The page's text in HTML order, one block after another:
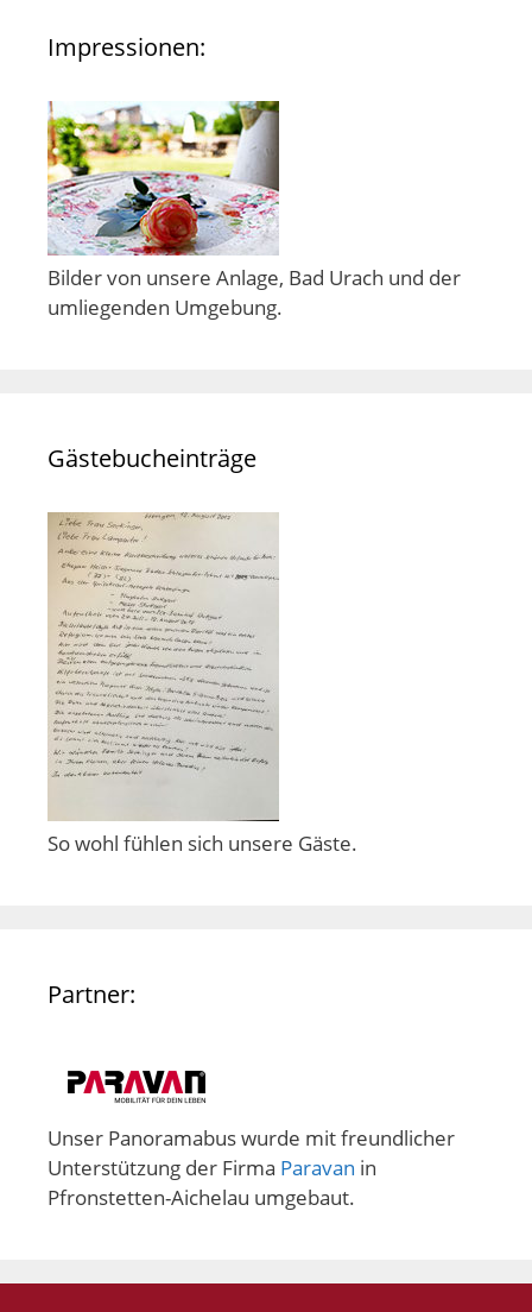
Impressionen:
Bilder von unsere Anlage, Bad Urach und der
umliegenden Umgebung.
Gästebucheinträge
So wohl fühlen sich unsere Gäste.
Partner:
Unser Panoramabus wurde mit freundlicher
Unterstützung der Firma Paravan in
Pfronstetten-Aichelau umgebaut.